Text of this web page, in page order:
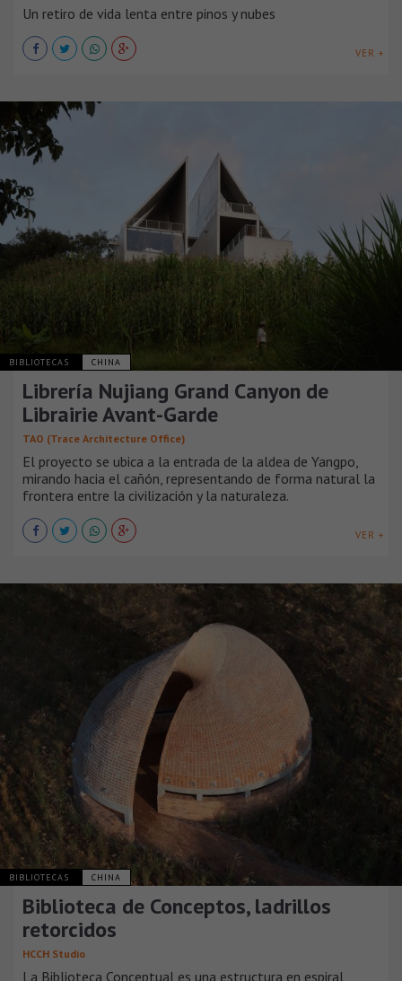
Un retiro de vida lenta entre pinos y nubes
VER +
BIBLIOTECAS CHINA
Librería Nujiang Grand Canyon de
Librairie Avant-Garde
TAO (Trace Architecture Office)
El proyecto se ubica a la entrada de la aldea de Yangpo,
mirando hacia el cañón, representando de forma natural la
frontera entre la civilización y la naturaleza.
VER +
BIBLIOTECAS CHINA
Biblioteca de Conceptos, ladrillos
retorcidos
HCCH Studio
La Biblioteca Conceptual es una estructura en espiral